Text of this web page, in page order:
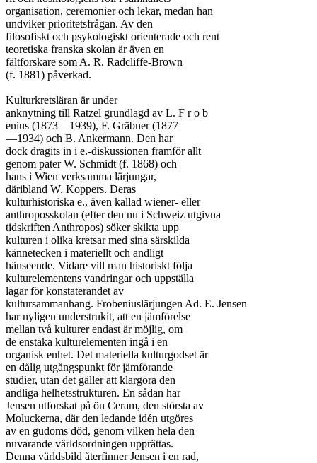
organisation, ceremonier och lekar, medan han
undviker prioritetsfrågan. Av den
filosofiskt och psykologiskt orienterade och rent
teoretiska franska skolan är även en
fältforskare som A. R. Radcliffe-Brown
(f. 1881) påverkad.
Kulturkretsläran är under
anknytning till Ratzel grundlagd av L. F r o b
enius (1873—1939), F. Gräbner (1877
—1934) och B. Ankermann. Den har
dock dragits in i e.-diskussionen framför allt
genom pater W. Schmidt (f. 1868) och
hans i Wien verksamma lärjungar,
däribland W. Koppers. Deras
kulturhistoriska e., även kallad wiener- eller
anthroposskolan (efter den nu i Schweiz utgivna
tidskriften Anthropos) söker skikta upp
kulturen i olika kretsar med sina särskilda
kännetecken i materiellt och andligt
hänseende. Vidare vill man historiskt följa
kulturelementens vandringar och uppställa
lagar för konstaterandet av
kultursammanhang. Frobeniuslärjungen Ad. E. Jensen
har nyligen understrukit, att en jämförelse
mellan två kulturer endast är möjlig, om
de enstaka kulturelementen ingå i en
organisk enhet. Det materiella kulturgodset är
en dålig utgångspunkt för jämförande
studier, utan det gäller att klargöra den
andliga helhetsstrukturen. En sådan har
Jensen utforskat på ön Ceram, den största av
Moluckerna, där den ledande idén utgöres
av en gudoms död, genom vilken hela den
nuvarande världsordningen upprättas.
Denna världsbild återfinner Jensen i en rad,